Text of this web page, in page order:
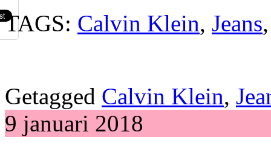
TAGS: Calvin Klein, Jeans
Getagged Calvin Klein,
9 januari 2018